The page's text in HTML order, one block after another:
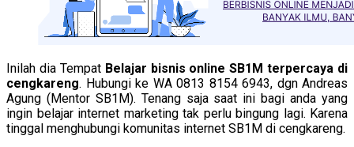
Inilah dia Tempat Belajar bisnis online SB1M terpercaya di
cengkareng. Hubungi ke WA 0813 8154 6943, dgn Andreas
Agung (Mentor SB1M). Tenang saja saat ini bagi anda yang
ingin belajar internet marketing tak perlu bingung lagi. Karena
tinggal menghubungi komunitas internet SB1M di cengkareng.